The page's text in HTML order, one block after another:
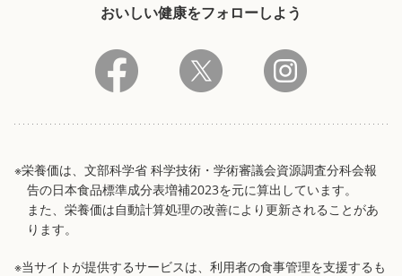
おいしい健康をフォローしよう
※栄養価は、文部科学省 科学技術・学術審議会資源調査分科会報
告の日本食品標準成分表増補2023を元に算出しています。
また、栄養価は自動計算処理の改善により更新されることがあ
ります。
※当サイトが提供するサービスは、利用者の食事管理を支援するも